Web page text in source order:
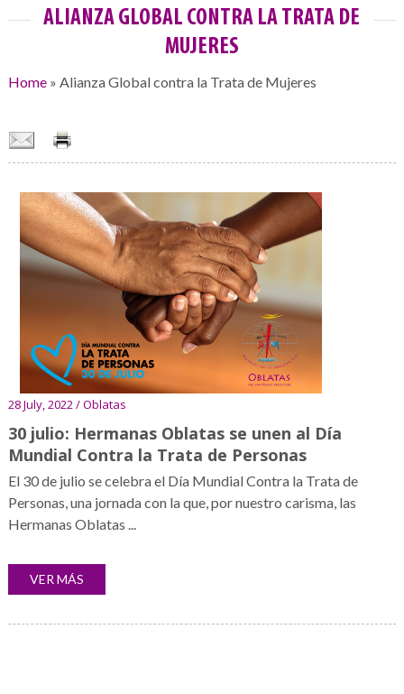
ALIANZA GLOBAL CONTRA LA TRATA DE
MUJERES
Home» Alianza Global contra la Trata de Mujeres
28 July, 2022 / Oblatas
30 julio: Hermanas Oblatas se unen al Día
Mundial Contra la Trata de Personas
El 30 de julio se celebra el Día Mundial Contra la Trata de
Personas, una jornada con la que, por nuestro carisma, las
Hermanas Oblatas ...
VER MÁS